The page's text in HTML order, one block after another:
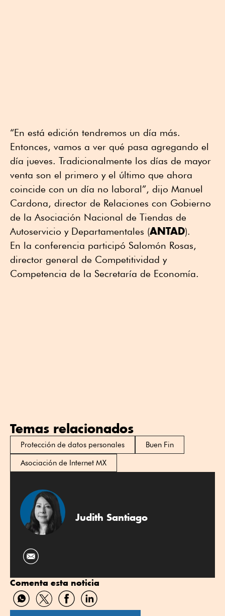
“En está edición tendremos un día más.
Entonces, vamos a ver qué pasa agregando el
día jueves. Tradicionalmente los días de mayor
venta son el primero y el último que ahora
coincide con un día no laboral”, dijo Manuel
Cardona, director de Relaciones con Gobierno
de la Asociación Nacional de Tiendas de
Autoservicio y Departamentales (ANTAD).
En la conferencia participó Salomón Rosas,
director general de Competitividad y
Competencia de la Secretaría de Economía.
Temas relacionados
Protección de datos personales
Buen Fin
Asociación de Internet MX
Judith Santiago
Comenta esta noticia
Compartir
por
Compartir
por
Compartir
por
Compartir
por